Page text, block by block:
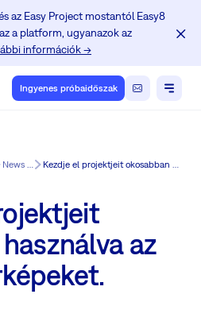
az Easy Project mostantól Easy8
a platform, ugyanazok az
információk →
Ingyenes próbaidőszak
News in Easy8 Kezdje el projektjeit okosabban használva az elméleti térképeket.
az